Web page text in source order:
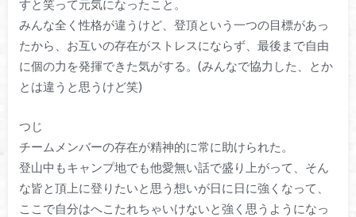
すと笑って元気になったこと。
みんな全く性格が違うけど、登頂という一つの目標があっ
たから、お互いの存在がストレスにならず、最後まで自由
に個の力を発揮できた気がする。(みんなで協力した、とか
とは違うと思うけど笑)
つじ
チームメンバーの存在が精神的に常に助けられた。
登山中もキャンプ地でも他愛無い話で盛り上がって、そん
な皆と頂上に登りたいと思う想いが日に日に強くなって、
ここで自分はへこたれちゃいけないと強く思うようになっ